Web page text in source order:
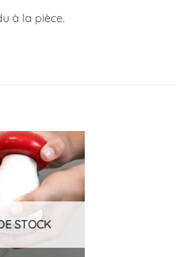
à la pièce.
Ajouter
liste
d’envies
STOCK